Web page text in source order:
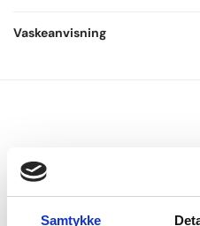
Samtykke
82% Bomuld, 16% Polyamid, 2%
* 20% stærkere i våd tilstand -
Vaskeanvisning
men læs altid
Af hensyn til miljøet og